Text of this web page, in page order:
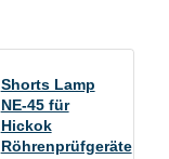
Shorts Lamp
NE-45 für
Hickok
Röhrenprüfgeräte